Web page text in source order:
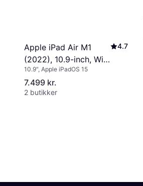
Apple iPad Air M1
(2022), 10.9-inch, Wi-
Fi + Cellular, 64GB
Pink
4.7
10.9", Apple iPadOS 15
7.499 kr.
2 butikker